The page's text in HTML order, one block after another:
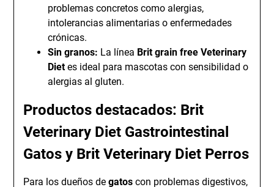
problemas concretos como alergias,
intolerancias alimentarias o enfermedades
crónicas.
Sin granos: La línea Brit grain free Veterinary
Dietes ideal para mascotas con sensibilidad o
alergias al gluten.
Productos destacados: Brit
Veterinary Diet Gastrointestinal
Gatos y Brit Veterinary Diet Perros
Para los dueños degatos con problemas digestivos,